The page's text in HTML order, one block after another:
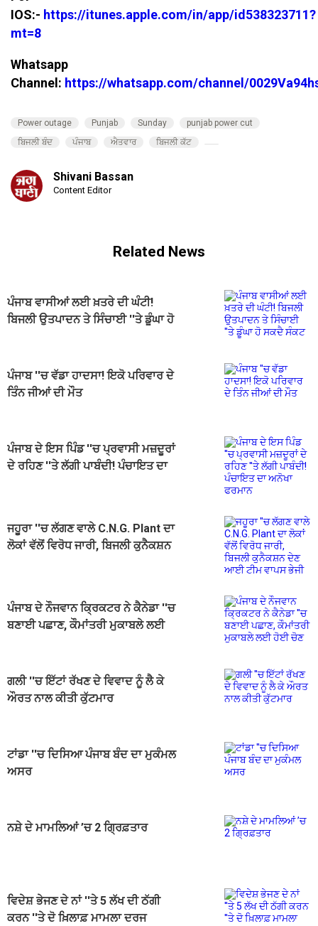
IOS:- https://itunes.apple.com/in/app/id538323711?
mt=8
Whatsapp
Channel: https://whatsapp.com/channel/
Power outage Punjab Sunday
punjab power cut
ਬਿਜਲੀ ਬੰਦ
ਪੰਜਾਬ ਐਤਵਾਰ ਬਿਜਲੀ ਕੱਟ
Shivani Bassan
Content Editor
Related News
ਪੰਜਾਬ ਵਾਸੀਆਂ ਲਈ ਖ਼ਤਰੇ ਦੀ ਘੰਟੀ!
ਬਿਜਲੀ ਉਤਪਾਦਨ ਤੇ ਸਿੰਚਾਈ ''ਤੇ ਡੂੰਘਾ ਹੋ
ਪੰਜਾਬ ''ਚ ਵੱਡਾ ਹਾਦਸਾ! ਇਕੋ ਪਰਿਵਾਰ ਦੇ
ਤਿੰਨ ਜੀਆਂ ਦੀ ਮੌਤ
ਪੰਜਾਬ ਦੇ ਇਸ ਪਿੰਡ ''ਚ ਪ੍ਰਵਾਸੀ ਮਜ਼ਦੂਰਾਂ
ਦੇ ਰਹਿਣ ''ਤੇ ਲੱਗੀ ਪਾਬੰਦੀ! ਪੰਚਾਇਤ ਦਾ
ਜਹੂਰਾ ''ਚ ਲੱਗਣ ਵਾਲੇ C.N.G. Plant ਦਾ
ਲੋਕਾਂ ਵੱਲੋਂ ਵਿਰੋਧ ਜਾਰੀ, ਬਿਜਲੀ ਕੁਨੈਕਸ਼ਨ
ਪੰਜਾਬ ਦੇ ਨੌਜਵਾਨ ਕ੍ਰਿਕਟਰ ਨੇ ਕੈਨੇਡਾ ''ਚ
ਬਣਾਈ ਪਛਾਣ, ਕੌਮਾਂਤਰੀ ਮੁਕਾਬਲੇ ਲਈ
ਗਲੀ ''ਚ ਇੱਟਾਂ ਰੱਖਣ ਦੇ ਵਿਵਾਦ ਨੂੰ ਲੈ ਕੇ
ਔਰਤ ਨਾਲ ਕੀਤੀ ਕੁੱਟਮਾਰ
ਟਾਂਡਾ ''ਚ ਦਿਸਿਆ ਪੰਜਾਬ ਬੰਦ ਦਾ ਮੁਕੰਮਲ
ਅਸਰ
ਨਸ਼ੇ ਦੇ ਮਾਮਲਿਆਂ ’ਚ 2 ਗ੍ਰਿਫ਼ਤਾਰ
ਵਿਦੇਸ਼ ਭੇਜਣ ਦੇ ਨਾਂ ''ਤੇ 5 ਲੱਖ ਦੀ ਠੱਗੀ
ਕਰਨ ''ਤੇ ਦੋ ਖ਼ਿਲਾਫ਼ ਮਾਮਲਾ ਦਰਜ